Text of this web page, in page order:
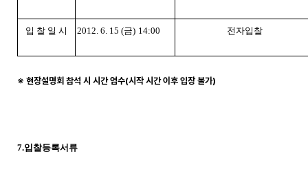
입 찰 일 시 2012. 6. 15 (금) 14:00 전자입찰
※ 현장설명회 참석 시 시간 엄수(시작 시간 이후 입장 불가)
7.입찰등록서류